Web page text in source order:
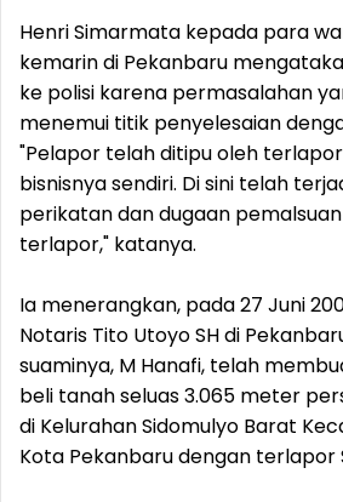
Henri Simarmata kepada para
kemarin di Pekanbaru
ke polisi karena permasalahan
menemui titik penyelesaian
"Pelapor telah ditipu oleh
bisnisnya sendiri. Di sini telah
perikatan dan dugaan
terlapor," katanya.
Ia menerangkan, pada 27 Juni
Notaris Tito Utoyo SH di
suaminya, M Hanafi, telah
beli tanah seluas 3.065 meter
di Kelurahan Sidomulyo Barat
Kota Pekanbaru dengan terlapor